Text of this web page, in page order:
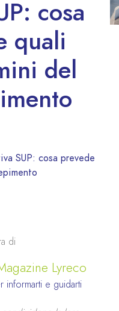
SUP: cosa prevede
cosa
quali
del
di
Lyreco
informarti e guidarti